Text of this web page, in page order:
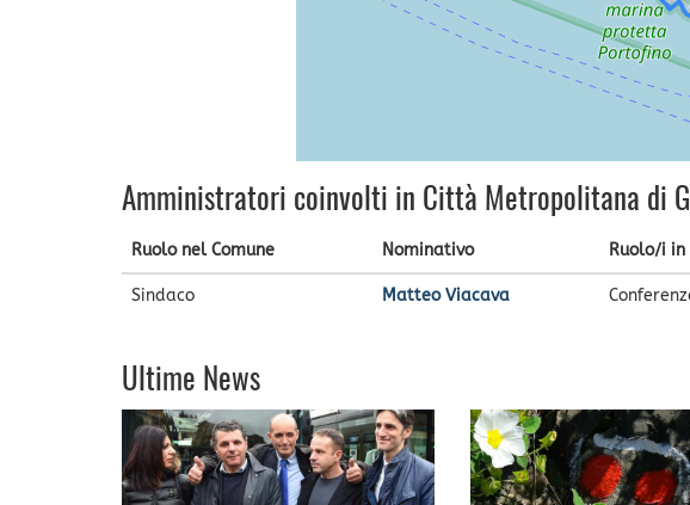
Amministratori coinvolti in Città Metropolitana di
Ruolo nel Comune Nominativo Ruolo/i
Sindaco Matteo Viacava
Ultime News